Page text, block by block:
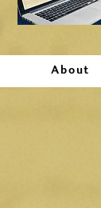
About